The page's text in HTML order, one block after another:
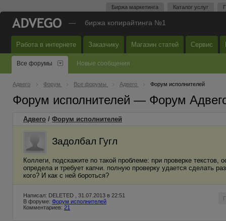
Биржа маркетинга Каталог услуг
— биржа копирайтинга №1
Работа в интернете Заказчику Магазин статей Сервис
Все форумы Новые сообщения
Адвего Форум Все форумы Адвего Форум исполнителей
Форум исполнителей — Форум
Адвего / Форум исполнителей
Задолбал Гугл
Коллеги, подскажите по такой проблеме: при проверке
определа и требует капчи. полную проверку удается сделать
кого? И как с ней бороться?
Написал: DELETED , 31.07.2013 в 22:51
В форуме: Форум исполнителей
Комментариев: 21